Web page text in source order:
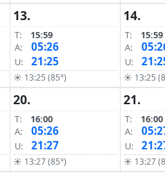
13.
T:
15:59
A:
05:26
U: 21:25
☀ 13:25 (85°)
14.
T:
15:59
A:
U:
☀ 13:25
20.
T:
16:00
A:
05:26
U: 21:27
☀ 13:27 (85°)
21.
T:
16:00
A:
U:
☀ 13:27